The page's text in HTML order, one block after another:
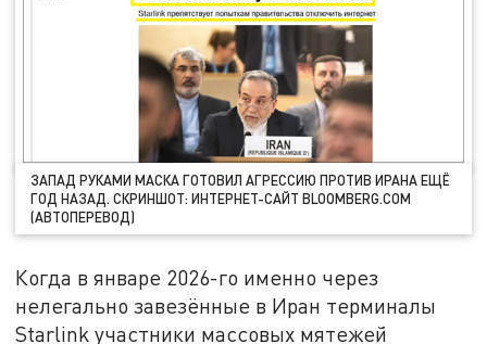
ЗАПАД РУКАМИ МАСКА ГОТОВИЛ АГРЕССИЮ ПРОТИВ ИРАНА ЕЩЁ
ГОД НАЗАД. СКРИНШОТ: ИНТЕРНЕТ-САЙТ BLOOMBERG.COM
(АВТОПЕРЕВОД)
Когда в январе 2026-го именно через
нелегально завезённые в Иран терминалы
Starlink участники массовых мятежей